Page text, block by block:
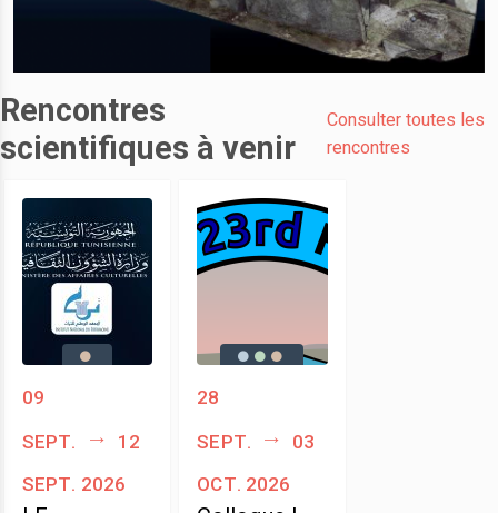
Rencontres
scientifiques à venir
Consulter toutes les
rencontres
09
sept.
12
sept. 2026
28
sept.
03
oct. 2026